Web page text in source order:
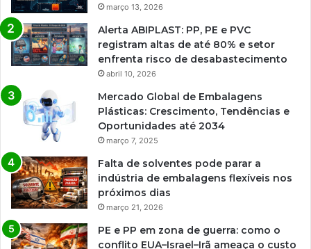
março 13, 2026
Alerta ABIPLAST: PP, PE e PVC
registram altas de até 80% e setor
enfrenta risco de desabastecimento
abril 10, 2026
Mercado Global de Embalagens
Plásticas: Crescimento, Tendências e
Oportunidades até 2034
março 7, 2025
Falta de solventes pode parar a
indústria de embalagens flexíveis nos
próximos dias
março 21, 2026
PE e PP em zona de guerra: como o
conflito EUA–Israel–Irã ameaça o custo